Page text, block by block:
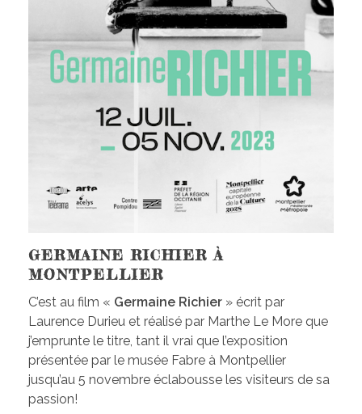
GERMAINE RICHIER À
MONTPELLIER
C’est au film « Germaine Richier » écrit par
Laurence Durieu et réalisé par Marthe Le More que
j’emprunte le titre, tant il vrai que l’exposition
présentée par le musée Fabre à Montpellier
jusqu’au 5 novembre éclabousse les visiteurs de sa
passion!